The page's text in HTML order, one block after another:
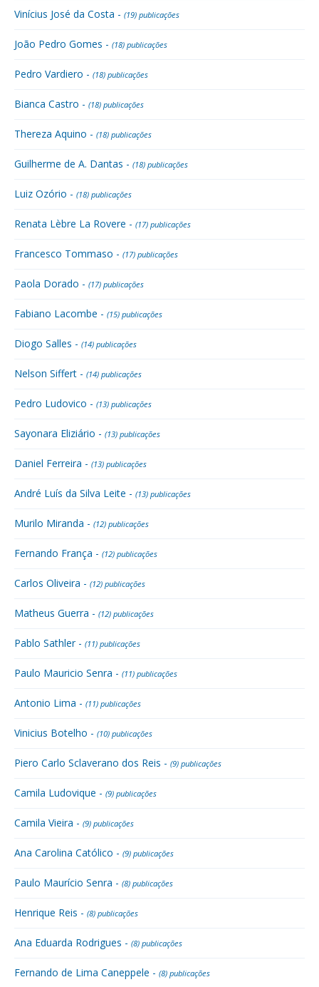
Vinícius José da Costa - (19) publicações
João Pedro Gomes - (18) publicações
Pedro Vardiero - (18) publicações
Bianca Castro - (18) publicações
Thereza Aquino - (18) publicações
Guilherme de A. Dantas - (18) publicações
Luiz Ozório - (18) publicações
Renata Lèbre La Rovere - (17) publicações
Francesco Tommaso - (17) publicações
Paola Dorado - (17) publicações
Fabiano Lacombe - (15) publicações
Diogo Salles - (14) publicações
Nelson Siffert - (14) publicações
Pedro Ludovico - (13) publicações
Sayonara Eliziário - (13) publicações
Daniel Ferreira - (13) publicações
André Luís da Silva Leite - (13) publicações
Murilo Miranda - (12) publicações
Fernando França - (12) publicações
Carlos Oliveira - (12) publicações
Matheus Guerra - (12) publicações
Pablo Sathler - (11) publicações
Paulo Mauricio Senra - (11) publicações
Antonio Lima - (11) publicações
Vinicius Botelho - (10) publicações
Piero Carlo Sclaverano dos Reis - (9) publicações
Camila Ludovique - (9) publicações
Camila Vieira - (9) publicações
Ana Carolina Católico - (9) publicações
Paulo Maurício Senra - (8) publicações
Henrique Reis - (8) publicações
Ana Eduarda Rodrigues - (8) publicações
Fernando de Lima Caneppele - (8) publicações